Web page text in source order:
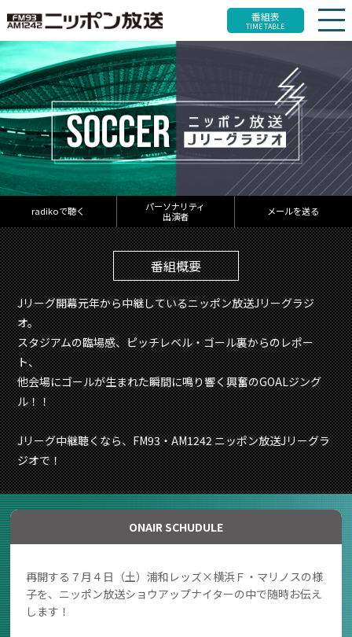
番組表
TIME TABLE
radikoで聴く
パーソナリティ
出演者
メールを送る
番組概要
Jリーグ開幕元年から中継しているニッポン放送Jリーグラジ
オ。
スタジアムの臨場感、ピッチレベル・ゴール裏からのレポー
ト、
他会場にゴールが生まれた瞬間に鳴り響く興奮のGOALジング
ル！！
Jリーグ中継聴くなら、FM93・AM1242 ニッポン放送Jリーグラ
ジオで！
ONAIR SCHUDULE
再開する７月４日（土）浦和レッズ×横浜Ｆ・マリノスの様
子を、ニッポン放送ショウアップナイターの中で随時お伝え
します！